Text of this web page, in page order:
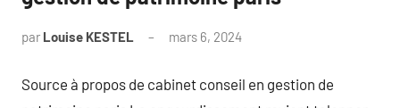
par Louise KESTEL mars 6, 2024
Source à propos de cabinet conseil en gestion de